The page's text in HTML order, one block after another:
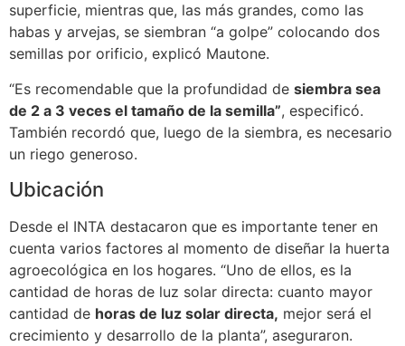
superficie, mientras que, las más grandes, como las
habas y arvejas, se siembran “a golpe” colocando dos
semillas por orificio, explicó Mautone.
“Es recomendable que la profundidad de siembra sea
de 2 a 3 veces el tamaño de la semilla”, especificó.
También recordó que, luego de la siembra, es necesario
un riego generoso.
Ubicación
Desde el INTA destacaron que es importante tener en
cuenta varios factores al momento de diseñar la huerta
agroecológica en los hogares. “Uno de ellos, es la
cantidad de horas de luz solar directa: cuanto mayor
cantidad de horas de luz solar directa, mejor será el
crecimiento y desarrollo de la planta”, aseguraron.